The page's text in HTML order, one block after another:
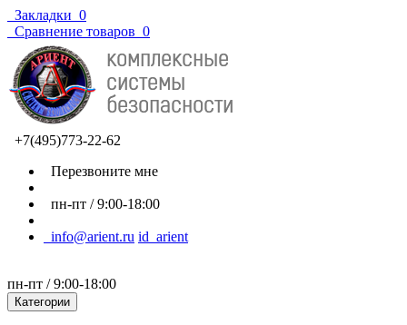
Закладки 0
Сравнение товаров 0
+7(495)773-22-62
Перезвоните мне
пн-пт / 9:00-18:00
info@arient.ru id_arient
пн-пт / 9:00-18:00
Категории